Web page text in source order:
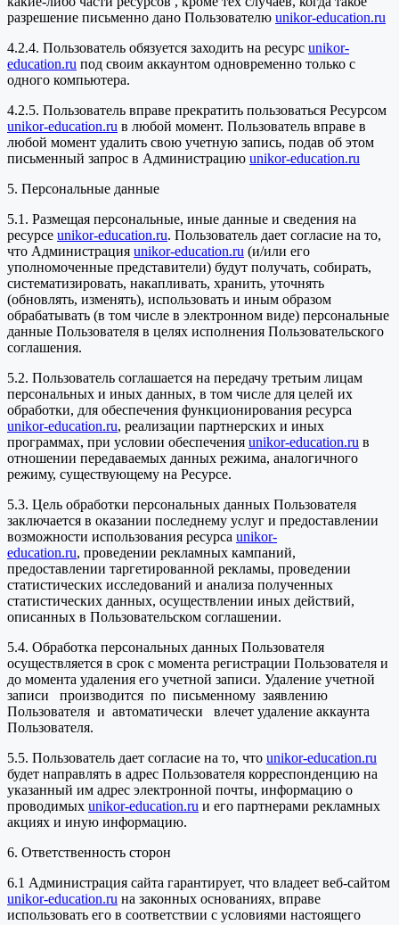
разрешение письменно дано Пользователю unikor-education.ru
4.2.4. Пользователь обязуется заходить на ресурс unikor-
education.ru под своим аккаунтом одновременно только с
одного компьютера.
4.2.5. Пользователь вправе прекратить пользоваться Ресурсом
unikor-education.ru в любой момент. Пользователь вправе в
любой момент удалить свою учетную запись, подав об этом
письменный запрос в Администрацию unikor-education.ru
5. Персональные данные
5.1. Размещая персональные, иные данные и сведения на
ресурсе unikor-education.ru. Пользователь дает согласие на то,
что Администрация unikor-education.ru (и/или его
уполномоченные представители) будут получать, собирать,
систематизировать, накапливать, хранить, уточнять
(обновлять, изменять), использовать и иным образом
обрабатывать (в том числе в электронном виде) персональные
данные Пользователя в целях исполнения Пользовательского
соглашения.
5.2. Пользователь соглашается на передачу третьим лицам
персональных и иных данных, в том числе для целей их
обработки, для обеспечения функционирования ресурса
unikor-education.ru, реализации партнерских и иных
программах, при условии обеспечения unikor-education.ru в
отношении передаваемых данных режима, аналогичного
режиму, существующему на Ресурсе.
5.3. Цель обработки персональных данных Пользователя
заключается в оказании последнему услуг и предоставлении
возможности использования ресурса unikor-
education.ru, проведении рекламных кампаний,
предоставлении таргетированной рекламы, проведении
статистических исследований и анализа полученных
статистических данных, осуществлении иных действий,
описанных в Пользовательском соглашении.
5.4. Обработка персональных данных Пользователя
осуществляется в срок с момента регистрации Пользователя и
до момента удаления его учетной записи. Удаление учетной
записи производится по письменному заявлению
Пользователя и автоматически влечет удаление аккаунта
Пользователя.
5.5. Пользователь дает согласие на то, что unikor-education.ru
будет направлять в адрес Пользователя корреспонденцию на
указанный им адрес электронной почты, информацию о
проводимых unikor-education.ru и его партнерами рекламных
акциях и иную информацию.
6. Ответственность сторон
6.1 Администрация сайта гарантирует, что владеет веб-сайтом
unikor-education.ru на законных основаниях, вправе
использовать его в соответствии с условиями настоящего